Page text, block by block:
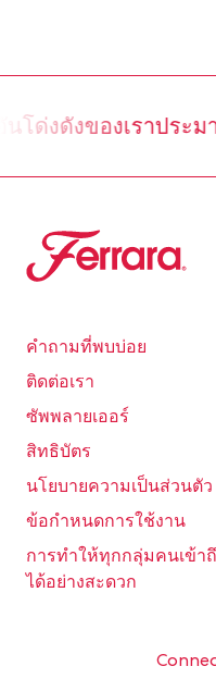
งดังของเราประมา
Ferrara
คำถามที่พบบ่อย
ติดต่อเรา
ซัพพลายเออร์
สิทธิบัตร
นโยบายความเป็นส่วนตัว
ข้อกำหนดการใช้งาน
การทำให้ทุกกลุ่มคนเข้า
ได้อย่างสะดวก